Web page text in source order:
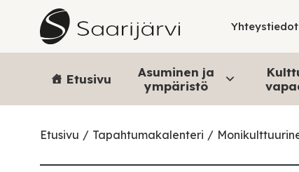
Skip to content
Yhteystiedot
Etusivu
Asuminen ja
ympäristö
Etusivu Tapahtumakalenteri